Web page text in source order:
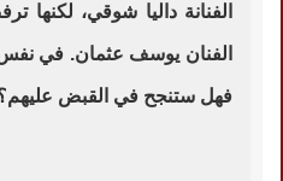
الفنانة داليا شوقي،
الفنان يوسف عثمان. في
فهل ستنجح في القبض